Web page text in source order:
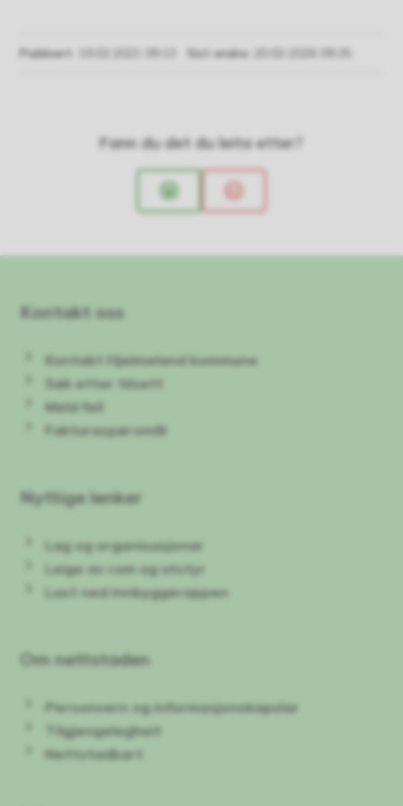
Publisert 19.02.2021 09.13 Sist endra 20.02.2026 09.25
Fann du det du leita etter?
Ja Nei
Kontakt oss
Kontakt Hjelmeland kommune
Søk etter tilsett
Meld feil
Fakturaspørsmål
Nyttige lenker
Lag og organisasjonar
Leige av rom og utstyr
Last ned innbyggerappen
Om nettstaden
Personvern og informasjonskapslar
Tilgjengelegheit
Nettstadkart